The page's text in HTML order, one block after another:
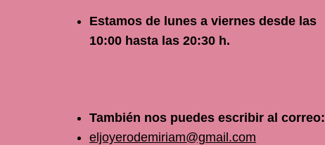
Estamos de lunes a viernes desde las
10:00 hasta las 20:30 h.
También nos puedes escribir al correo:
eljoyerodemiriam@gmail.com